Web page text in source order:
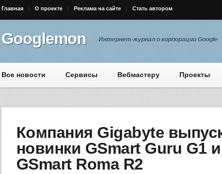
Главная О проекте Реклама на сайте Стать автором
Googlemon Интернет-журнал о корпорации Google
Все новости Сервисы Вебмастеру Проекты
Компания Gigabyte
новинки GSmart Guru G1 и
GSmart Roma R2